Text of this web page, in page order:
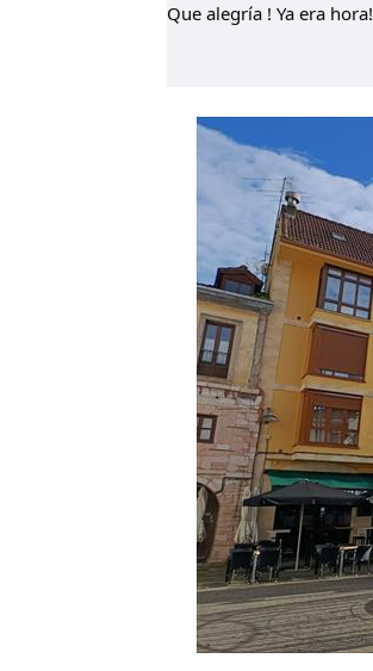
Que alegría ! Ya era hora!